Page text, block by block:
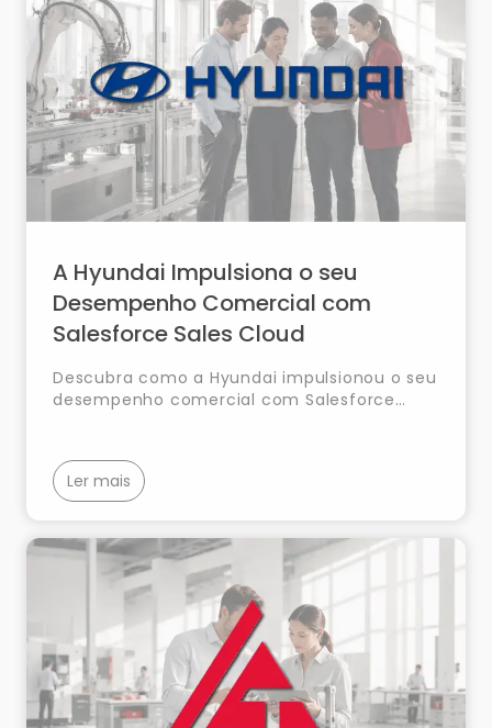
A Hyundai Impulsiona o seu
Desempenho Comercial com
Salesforce Sales Cloud
Descubra como a Hyundai impulsionou o seu
desempenho comercial com Salesforce
processos-chave e disponibilizando uma
visão 360º do cliente para aumentar a
produtividade da equipa comercial.
Ler mais